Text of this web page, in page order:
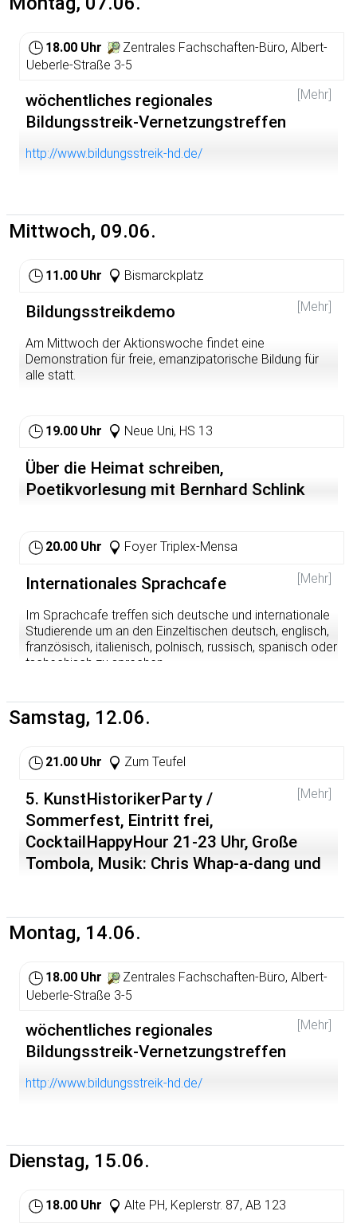
des Gazastreifens
israelischen Militärangriffs und zur Solidarität mit den
Aktivisten.
Kommt zahlreich - mit kreativ gestaltetem Protest -
möglichst in dunkler Kleidung!
Heidelberger Friedensratschlag und Heidelberger Forum
18.00 Uhr
Zentrales Fachschaften-Büro, Albert-
Ueberle-Straße 3-5
[Mehr]
wöchentliches regionales
Bildungsstreik-Vernetzungstreffen
http://www.bildungsstreik-hd.de/
Mittwoch, 09.06.
11.00 Uhr Bismarckplatz
[Mehr]
Bildungsstreikdemo
Am Mittwoch der Aktionswoche findet eine
Demonstration für freie, emanzipatorische Bildung für
alle statt.
19.00 Uhr Neue Uni, HS 13
Über die Heimat schreiben,
Poetikvorlesung mit Bernhard Schlink
20.00 Uhr Foyer Triplex-Mensa
[Mehr]
Internationales Sprachcafe
Im Sprachcafe treffen sich deutsche und internationale
Studierende um an den Einzeltischen deutsch, englisch,
französisch, italienisch, polnisch, russisch, spanisch oder
tschechisch zu sprechen.
Samstag, 12.06.
21.00 Uhr Zum Teufel
[Mehr]
5. KunstHistorikerParty /
Sommerfest, Eintritt frei,
CocktailHappyHour 21-23 Uhr, Große
Tombola, Musik: Chris Whap-a-dang und
http://zumteufel.net/event/307
Montag, 14.06.
18.00 Uhr
Zentrales Fachschaften-Büro, Albert-
Ueberle-Straße 3-5
[Mehr]
wöchentliches regionales
Bildungsstreik-Vernetzungstreffen
http://www.bildungsstreik-hd.de/
Dienstag, 15.06.
18.00 Uhr Alte PH, Keplerstr. 87, AB 123